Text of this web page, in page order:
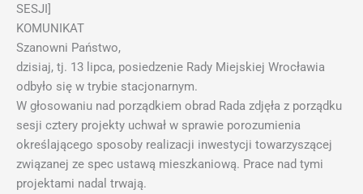
SESJI]
KOMUNIKAT
Szanowni Państwo,
dzisiaj, tj. 13 lipca, posiedzenie Rady Miejskiej Wrocławia
odbyło się w trybie stacjonarnym.
W głosowaniu nad porządkiem obrad Rada zdjęła z porządku
sesji cztery projekty uchwał w sprawie porozumienia
określającego sposoby realizacji inwestycji towarzyszącej
związanej ze spec ustawą mieszkaniową. Prace nad tymi
projektami nadal trwają.